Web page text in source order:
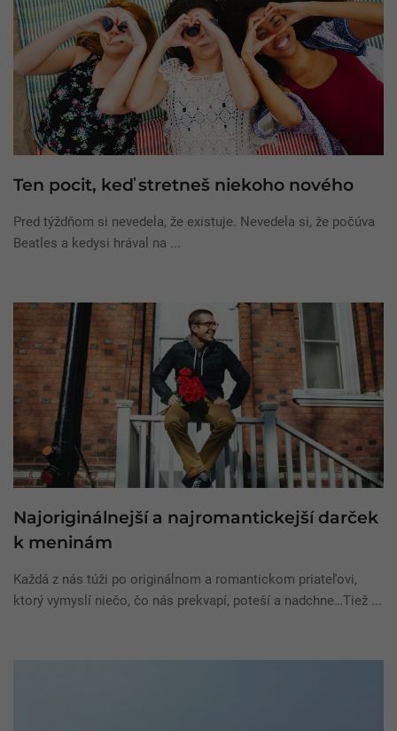
Ten pocit, keď stretneš niekoho nového
Pred týždňom si nevedela, že existuje. Nevedela si, že počúva
Beatles a kedysi hrával na ...
Najoriginálnejší a najromantickejší darček
k meninám
Každá z nás túži po originálnom a romantickom priateľovi,
ktorý vymyslí niečo, čo nás prekvapí, poteší a nadchne…Tiež ...